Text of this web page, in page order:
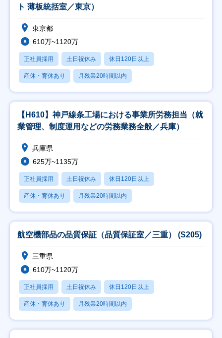
ト 薄板統括室／東京）
東京都
610万~1120万
正社員採用 土日祝休み 休日120日以上
産休・育休あり 月残業20時間以内
【H610】神戸線条工場における事業所労務担当（就
業管理、制度運用などの労務業務全般／兵庫）
兵庫県
625万~1135万
正社員採用 土日祝休み 休日120日以上
産休・育休あり 月残業20時間以内
航空機部品の品質保証（品質保証室／三重） (S205)
三重県
610万~1120万
正社員採用 土日祝休み 休日120日以上
産休・育休あり 月残業20時間以内